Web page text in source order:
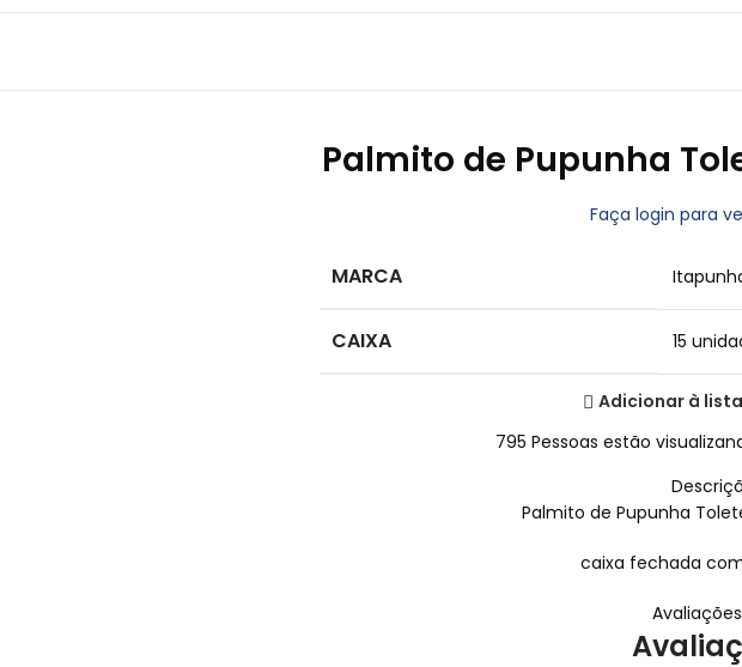
Palmito de Pupunha
Faça login para
MARCA
CAIXA 15
Adicionar à
795 Pessoas estão
Palmito de Pupunha
caixa fechada